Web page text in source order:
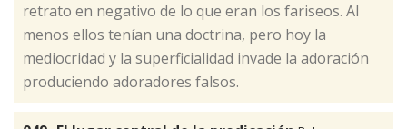
retrato en negativo de lo que eran los fariseos. Al
menos ellos tenían una doctrina, pero hoy la
mediocridad y la superficialidad invade la adoración
produciendo adoradores falsos.